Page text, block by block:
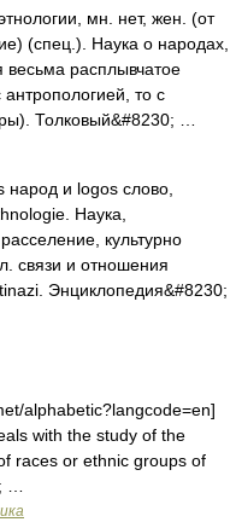
мн. нет, жен. (от
(спец.). Наука о народах,
расплывчатое
то с
Толковый&#8230; …
и logos слово,
Наука,
культурно
связи и отношения
Энциклопедия&#8230;
alphabetic?langcode=en]
with the study of the
races or ethnic groups of
…